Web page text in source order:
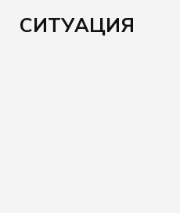
СИТУАЦИЯ